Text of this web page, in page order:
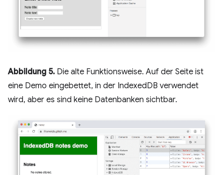
Abbildung 5. Die alte Funktionsweise. Auf der Seite ist
eine Demo eingebettet, in der IndexedDB verwendet
wird, aber es sind keine Datenbanken sichtbar.